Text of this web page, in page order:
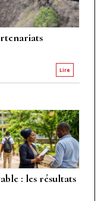
Lire
: les résultats